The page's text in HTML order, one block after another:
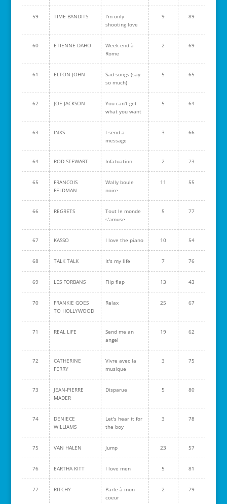
59 TIME BANDITS
I'm only
shooting love
9 89
60 ETIENNE DAHO
Week-end à
Rome
2 69
61 ELTON JOHN
Sad songs (say
so much)
5 65
62 JOE JACKSON
You can't get
what you want
5 64
63 INXS
I send a
message
3 66
64 ROD STEWART Infatuation 2 73
65
FRANCOIS
FELDMAN
Wally boule
noire
11 55
66 REGRETS
Tout le monde
s'amuse
5 77
67 KASSO I love the piano 10 54
68 TALK TALK It's my life 7 76
69 LES FORBANS Flip flap 13 43
70
FRANKIE GOES
TO HOLLYWOOD
Relax 25 67
71 REAL LIFE
Send me an
angel
19 62
72
CATHERINE
FERRY
Vivre avec la
musique
3 75
73
JEAN-PIERRE
MADER
Disparue 5 80
74
DENIECE
WILLIAMS
Let's hear it for
the boy
3 78
75 VAN HALEN Jump 23 57
76 EARTHA KITT I love men 5 81
77 RITCHY
Parle à mon
coeur
2 79